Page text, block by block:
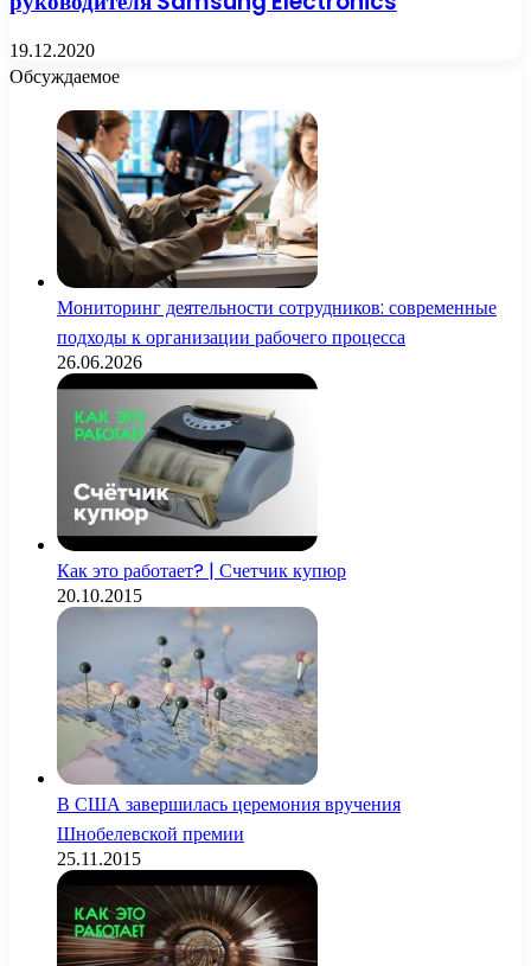
19.12.2020
Обсуждаемое
Мониторинг деятельности сотрудников: современные
подходы к организации рабочего процесса
26.06.2026
Как это работает? | Счетчик купюр
20.10.2015
В США завершилась церемония вручения
Шнобелевской премии
25.11.2015